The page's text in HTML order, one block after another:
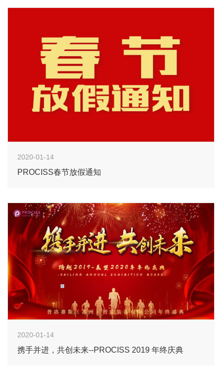
2020-01-14
PROCISS春节放假通知
2020-01-14
携手并进，共创未来--PROCISS 2019 年终庆典